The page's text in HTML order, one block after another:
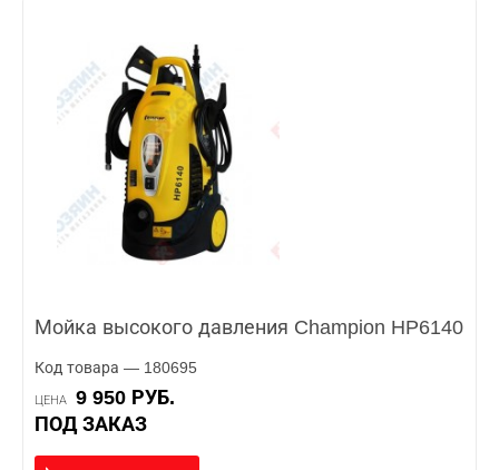
Мойка высокого давления Champion HP6140
Код товара — 180695
ЦЕНА
9 950 РУБ.
ПОД ЗАКАЗ